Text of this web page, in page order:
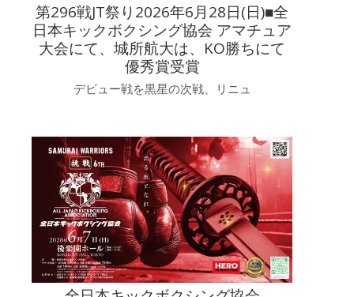
第296戦JT祭り2026年6月28日(日)■全
日本キックボクシング協会 アマチュア
大会にて、城所航大は、KO勝ちにて
優秀賞受賞
デビュー戦を黒星の次戦、リニュ